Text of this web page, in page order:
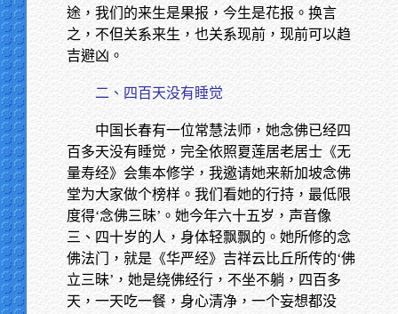
途，我们的来生是果报，今生是花报。换言
之，不但关系来生，也关系现前，现前可以趋
吉避凶。
二、四百天没有睡觉
中国长春有一位常慧法师，她念佛已经四
百多天没有睡觉，完全依照夏莲居老居士《无
量寿经》会集本修学，我邀请她来新加坡念佛
堂为大家做个榜样。我们看她的行持，最低限
度得‘念佛三昧’。她今年六十五岁，声音像
三、四十岁的人，身体轻飘飘的。她所修的念
佛法门，就是《华严经》吉祥云比丘所传的‘佛
立三昧’，她是绕佛经行，不坐不躺，四百多
天，一天吃一餐，身心清净，一个妄想都没